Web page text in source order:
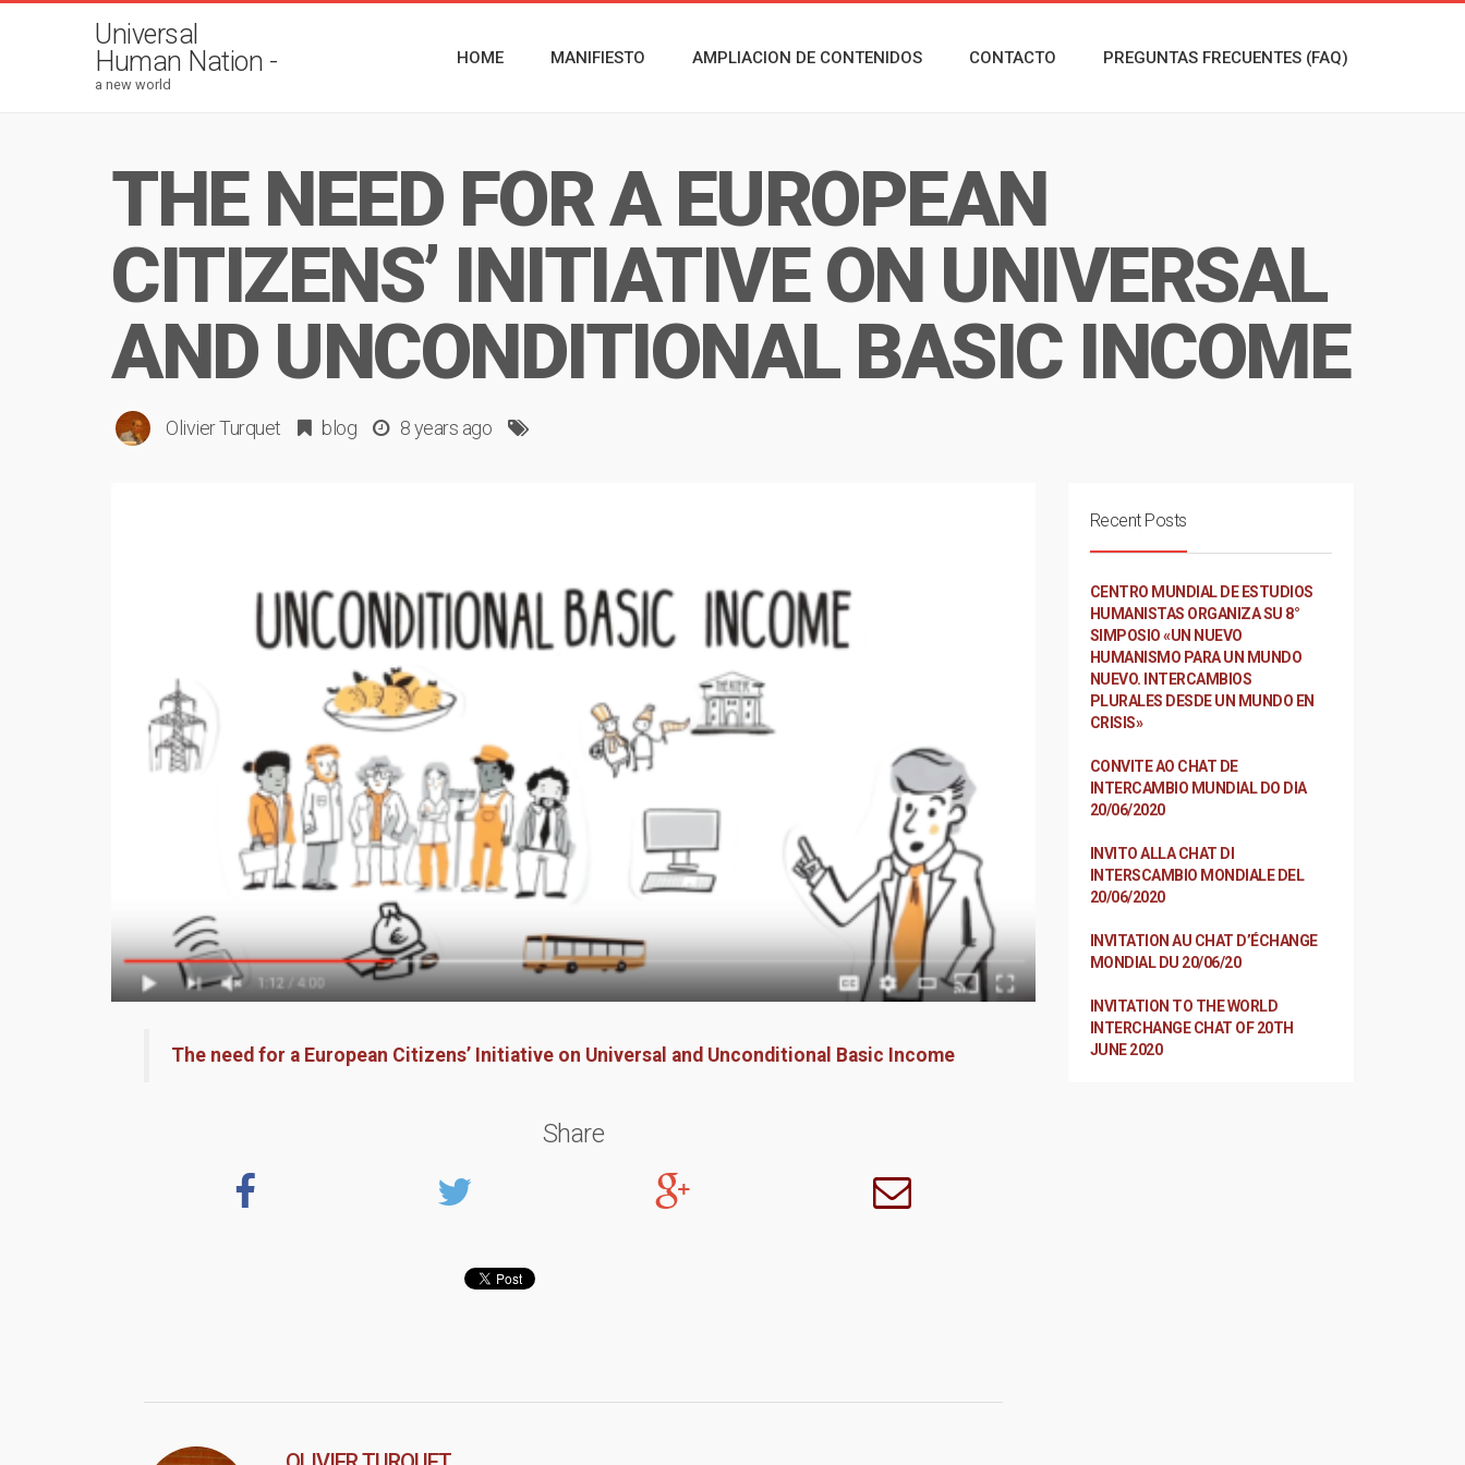
Universal
Human Nation -
a new world
HOME MANIFIESTO AMPLIACION DE CONTENIDOS CONTACTO PREGUNTAS FRECUENTES (FAQ)
THE NEED FOR A EUROPEAN
CITIZENS’ INITIATIVE ON UNIVERSAL
AND UNCONDITIONAL BASIC INCOME
Olivier Turquet blog 8 years ago
The need for a European Citizens’ Initiative on Universal and Unconditional Basic Income
Share
Recent Posts
CENTRO MUNDIAL DE ESTUDIOS
HUMANISTAS ORGANIZA SU 8°
SIMPOSIO «UN NUEVO
HUMANISMO PARA UN MUNDO
NUEVO. INTERCAMBIOS
PLURALES DESDE UN MUNDO EN
CRISIS»
CONVITE AO CHAT DE
INTERCAMBIO MUNDIAL DO DIA
20/06/2020
INVITO ALLA CHAT DI
INTERSCAMBIO MONDIALE DEL
20/06/2020
INVITATION AU CHAT D’ÉCHANGE
MONDIAL DU 20/06/20
INVITATION TO THE WORLD
INTERCHANGE CHAT OF 20TH
JUNE 2020